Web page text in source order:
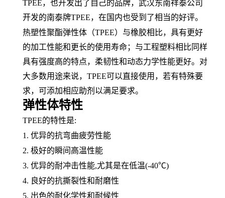
TPEE，也开发出了自己的品牌，武汉东南祥泰公司
开发的南泰牌TPEE，在国内也受到了相当的好评。
热塑性聚酯弹性体（TPEE）与橡胶相比，具有更好
的加工性能和更长的使用寿命；与工程塑料相比同样
具有强度高的特点， 柔韧性和动态力学性能更好。对
大多数用途来说， TPEE可以直接使用，若有特殊要
求，可添加相应助剂以满足要求。
弹性体特性
TPEE的特性是:
1. 优异的抗弯曲疲劳性能
2. 极好的瞬间高温性能
3. 优异的耐冲击性能,尤其是在低温(-40℃)
4. 良好的抗撕裂性和耐磨性
5. 出色的耐化学性和耐候性